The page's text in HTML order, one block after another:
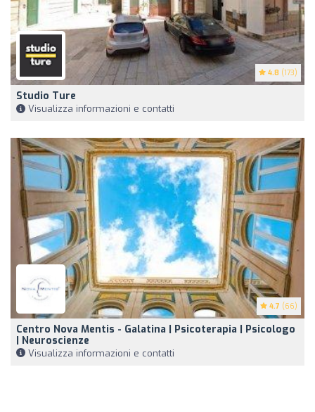
4.8 (173)
Studio Ture
Visualizza informazioni e contatti
4.7 (66)
Centro Nova Mentis - Galatina | Psicoterapia | Psicologo
| Neuroscienze
Visualizza informazioni e contatti